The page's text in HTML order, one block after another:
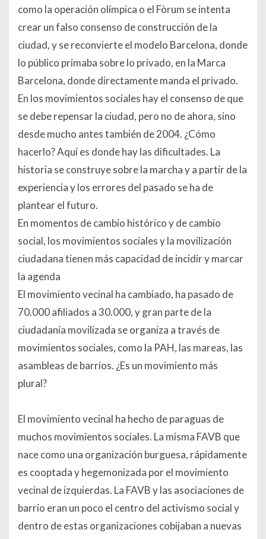
como la operación olímpica o el Fòrum se intenta
crear un falso consenso de construcción de la
ciudad, y se reconvierte el modelo Barcelona, donde
lo público primaba sobre lo privado, en la Marca
Barcelona, donde directamente manda el privado.
En los movimientos sociales hay el consenso de que
se debe repensar la ciudad, pero no de ahora, sino
desde mucho antes también de 2004. ¿Cómo
hacerlo? Aquí es donde hay las dificultades. La
historia se construye sobre la marcha y a partir de la
experiencia y los errores del pasado se ha de
plantear el futuro.
En momentos de cambio histórico y de cambio
social, los movimientos sociales y la movilización
ciudadana tienen más capacidad de incidir y marcar
la agenda
El movimiento vecinal ha cambiado, ha pasado de
70.000 afiliados a 30.000, y gran parte de la
ciudadanía movilizada se organiza a través de
movimientos sociales, como la PAH, las mareas, las
asambleas de barrios. ¿Es un movimiento más
plural?
El movimiento vecinal ha hecho de paraguas de
muchos movimientos sociales. La misma FAVB que
nace como una organización burguesa, rápidamente
es cooptada y hegemonizada por el movimiento
vecinal de izquierdas. La FAVB y las asociaciones de
barrio eran un poco el centro del activismo social y
dentro de estas organizaciones cobijaban a nuevas